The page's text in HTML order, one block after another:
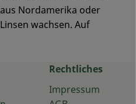
Nordamerika oder
wachsen. Auf
Rechtliches
Impressum